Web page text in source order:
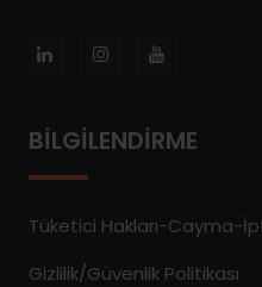
BILGILENDIRME
Tüketici Hakları-Cayma-
Gizlilik/Güvenlik Politikası